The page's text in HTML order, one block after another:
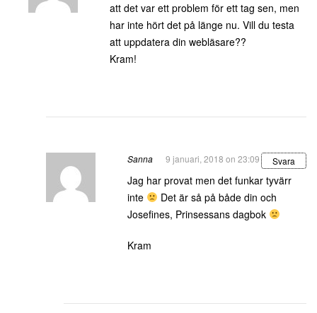
att det var ett problem för ett tag sen, men
har inte hört det på länge nu. Vill du testa
att uppdatera din webläsare??
Kram!
Sanna 9 januari, 2018 on 23:09 Svara
Jag har provat men det funkar tyvärr
inte
Det är så på både din och
Josefines, Prinsessans dagbok
Kram